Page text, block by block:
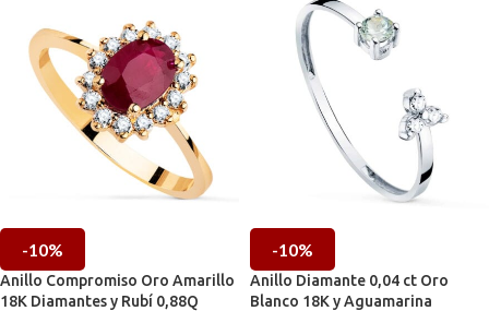
-10%
Anillo Compromiso Oro Amarillo
18K Diamantes y Rubí 0,88Q
-10%
Anillo Diamante 0,04 ct Oro
Blanco 18K y Aguamarina